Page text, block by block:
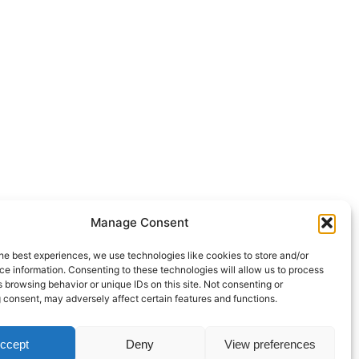
Manage Consent
best experiences, we use technologies like cookies to store and/or
information. Consenting to these technologies will allow us to process
browsing behavior or unique IDs on this site. Not consenting or
may adversely affect certain features and functions.
Deny View preferences